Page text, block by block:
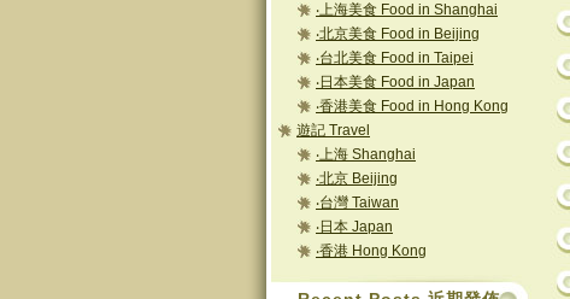
‧上海美食 Food in Shanghai
‧北京美食 Food in Beijing
‧台北美食 Food in Taipei
‧日本美食 Food in Japan
‧香港美食 Food in Hong Kong
遊記 Travel
‧上海 Shanghai
‧北京 Beijing
‧台灣 Taiwan
‧日本 Japan
‧香港 Hong Kong